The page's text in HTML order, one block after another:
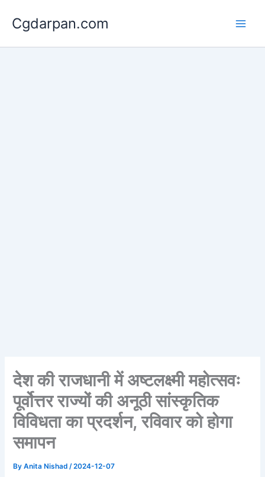
content
Cgdarpan.com
देश की राजधानी में अष्टलक्ष्मी महोत्सवः
पूर्वोत्तर राज्यों की अनूठी सांस्कृतिक
विविधता का प्रदर्शन, रविवार को होगा
समापन
ByAnita Nishad/2024-12-07